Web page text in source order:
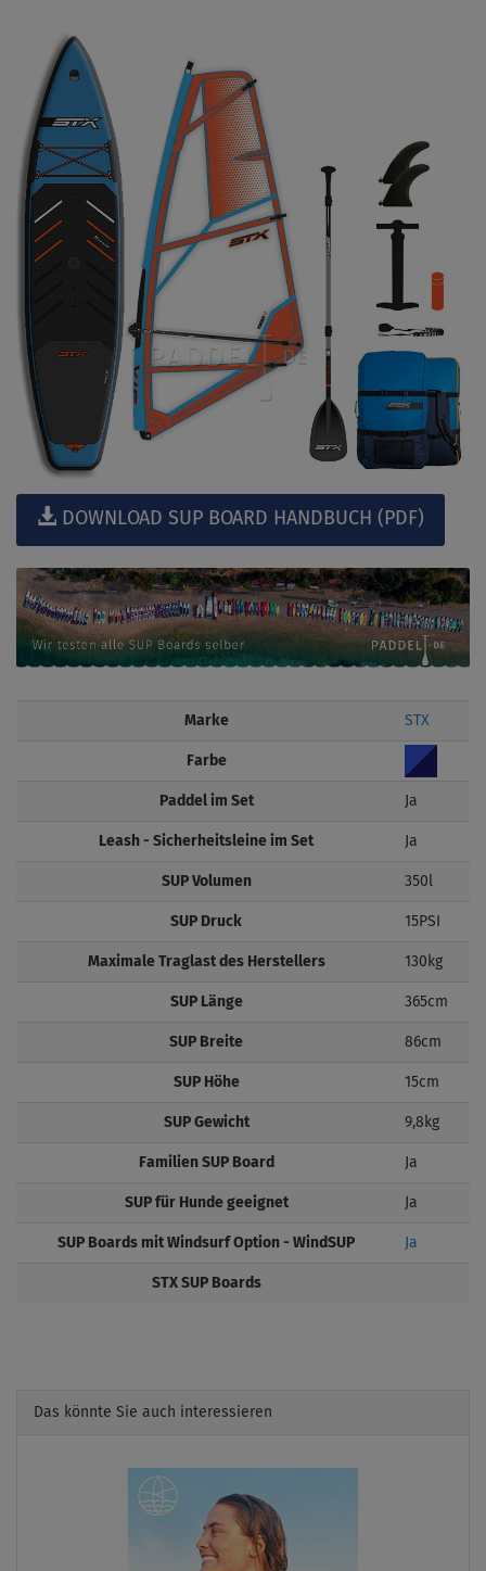
DOWNLOAD SUP BOARD HANDBUCH (PDF)
Marke STX
Farbe
Paddel im Set Ja
Leash - Sicherheitsleine im Set Ja
SUP Volumen 350l
SUP Druck 15PSI
Maximale Traglast des Herstellers 130kg
SUP Länge 365cm
SUP Breite 86cm
SUP Höhe 15cm
SUP Gewicht 9,8kg
Familien SUP Board Ja
SUP für Hunde geeignet Ja
SUP Boards mit Windsurf Option - WindSUP Ja
STX SUP Boards
Das könnte Sie auch interessieren
Previous